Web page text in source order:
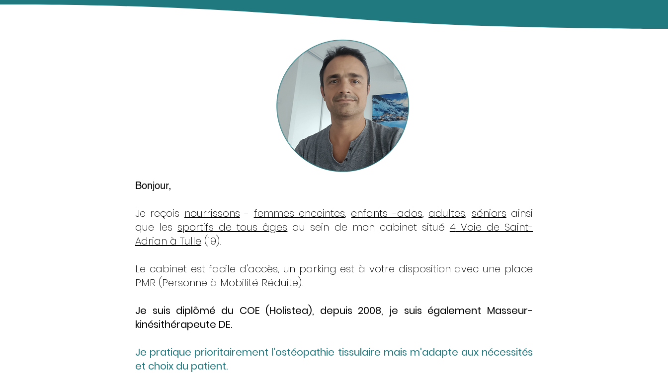
Bonjour,
Je reçois nourrissons - femmes enceintes, enfants -ados, adultes, séniors ainsi
que les sportifs de tous âges au sein de mon cabinet situé 4Voie de Saint-
Adrian à Tulle (19).
Le cabinet est facile d'accès, un parking est à votre disposition avec une place
PMR (Personne à Mobilité Réduite).
Je suis diplômé du COE (Holistea), depuis 2008, je suis également Masseur-
kinésithérapeute DE.
Je pratique prioritairement l'ostéopathie tissulaire mais m'adapte aux nécessités
et choix du patient.